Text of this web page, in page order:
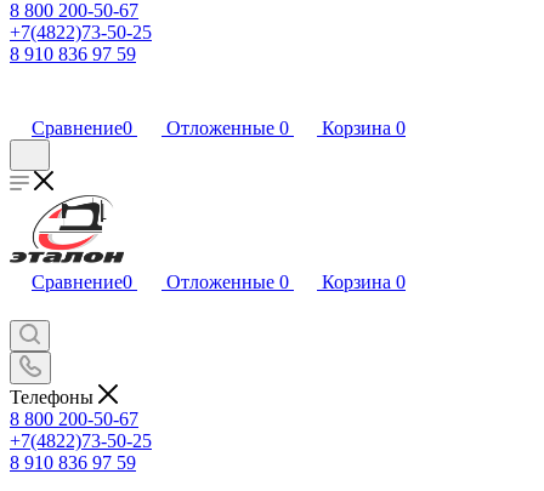
8 800 200-50-67
+7(4822)73-50-25
8 910 836 97 59
Сравнение0 Отложенные 0 Корзина 0
Сравнение0 Отложенные 0 Корзина 0
Телефоны
8 800 200-50-67
+7(4822)73-50-25
8 910 836 97 59